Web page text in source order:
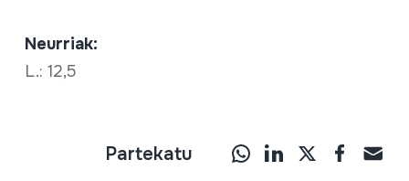
Neurriak:
L.: 12,5
Partekatu